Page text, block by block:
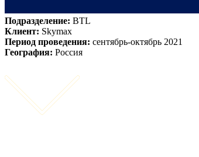
Подразделение: BTL
Клиент: Skymax
Период проведения: сентябрь-октябрь 2021
География: Россия